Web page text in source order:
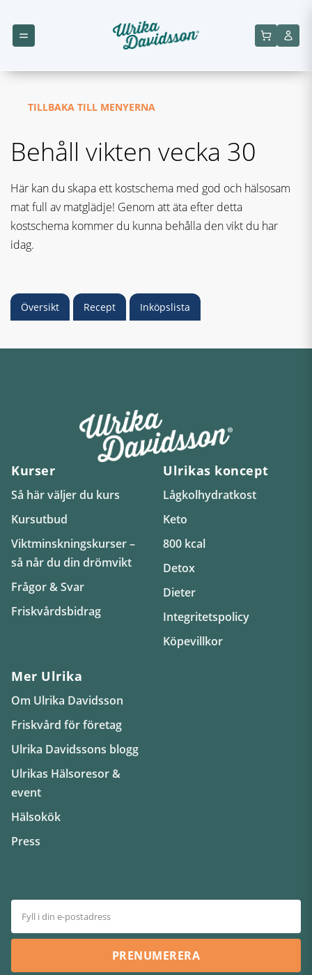
TILLBAKA TILL MENYERNA
Behåll vikten vecka 30
Här kan du skapa ett kostschema med god och hälsosam
mat full av matglädje! Genom att äta efter detta
kostschema kommer du kunna behålla den vikt du har
idag.
Översikt Recept Inköpslista
Kurser
Så här väljer du kurs
Kursutbud
Viktminskningskurser –
så når du din drömvikt
Frågor & Svar
Friskvårdsbidrag
Ulrikas koncept
Lågkolhydratkost
Keto
800 kcal
Detox
Dieter
Integritetspolicy
Köpevillkor
Mer Ulrika
Om Ulrika Davidsson
Friskvård för företag
Ulrika Davidssons blogg
Ulrikas Hälsoresor &
event
Hälsokök
Press
PRENUMERERA